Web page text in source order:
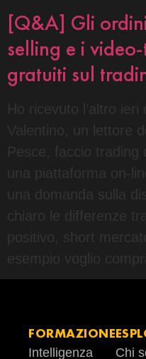
[Q&A] Gli
selling e i
gratuiti sul
Ho ricevuto l’altro
Valentino, un lettore
Pesce, faccio trading
una piattaforma on-
una domanda sulla
chiaro le differenze
positivo, short
esempio voglio
FORMAZIONE
Intelligenza Chi